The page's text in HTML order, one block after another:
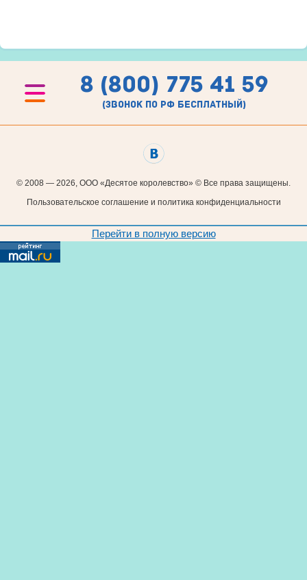
8 (800) 775 41 59
(звонок по рф бесплатный)
© 2008 — 2026, ООО «Десятое королевство» © Все права защищены.
Пользовательское соглашение и политика конфиденциальности
Перейти в полную версию